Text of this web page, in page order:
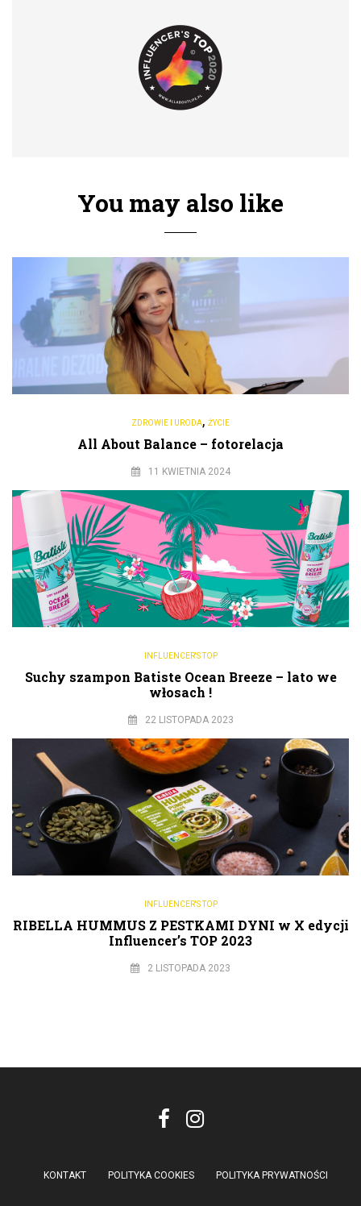
You may also like
ZDROWIE I URODA, ŻYCIE
All About Balance – fotorelacja
11 KWIETNIA 2024
INFLUENCER'S TOP
Suchy szampon Batiste Ocean Breeze – lato we
włosach !
22 LISTOPADA 2023
INFLUENCER'S TOP
RIBELLA HUMMUS Z PESTKAMI DYNI w X edycji
Influencer’s TOP 2023
2 LISTOPADA 2023
KONTAKT POLITYKA COOKIES POLITYKA PRYWATNOŚCI